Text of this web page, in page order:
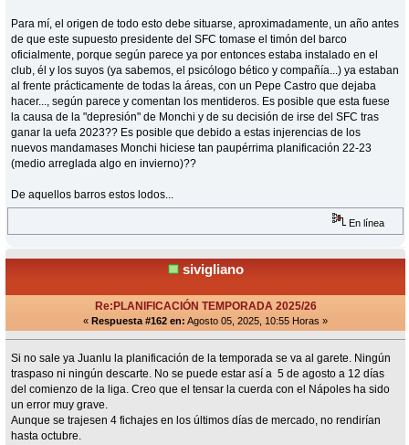
Para mí, el origen de todo esto debe situarse, aproximadamente, un año antes
de que este supuesto presidente del SFC tomase el timón del barco
oficialmente, porque según parece ya por entonces estaba instalado en el
club, él y los suyos (ya sabemos, el psicólogo bético y compañía...) ya estaban
al frente prácticamente de todas la áreas, con un Pepe Castro que dejaba
hacer..., según parece y comentan los mentideros. Es posible que esta fuese
la causa de la "depresión" de Monchi y de su decisión de irse del SFC tras
ganar la uefa 2023?? Es posible que debido a estas injerencias de los
nuevos mandamases Monchi hiciese tan paupérrima planificación 22-23
(medio arreglada algo en invierno)??
De aquellos barros estos lodos...
En línea
sivigliano
Re:PLANIFICACIÓN TEMPORADA 2025/26
« Respuesta #162 en: Agosto 05, 2025, 10:55 Horas »
Si no sale ya Juanlu la planificación de la temporada se va al garete. Ningún
traspaso ni ningún descarte. No se puede estar así a 5 de agosto a 12 días
del comienzo de la liga. Creo que el tensar la cuerda con el Nápoles ha sido
un error muy grave.
Aunque se trajesen 4 fichajes en los últimos días de mercado, no rendirían
hasta octubre.